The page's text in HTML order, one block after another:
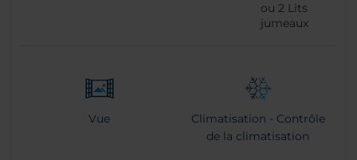
ou2 Lits
jumeaux
Vue
Climatisation - Contrôle
de la climatisation